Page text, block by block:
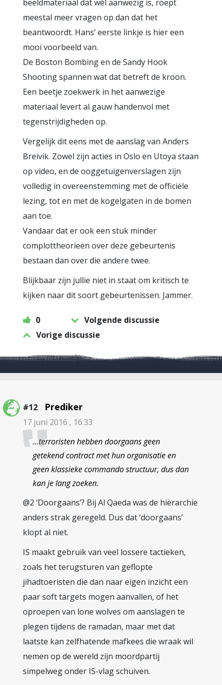
beeldmateriaal dat wél aanwezig is, roept
meestal meer vragen op dan dat het
beantwoordt. Hans’ eerste linkje is hier een
mooi voorbeeld van.
De Boston Bombing en de Sandy Hook
Shooting spannen wat dat betreft de kroon.
Een beetje zoekwerk in het aanwezige
materiaal levert al gauw handenvol met
tegenstrijdigheden op.
Vergelijk dit eens met de aanslag van Anders
Breivik. Zowel zijn acties in Oslo en Utoya staan
op video, en de ooggetuigenverslagen zijn
volledig in overeenstemming met de officiële
lezing, tot en met de kogelgaten in de bomen
aan toe.
Vandaar dat er ook een stuk minder
complottheorieën over deze gebeurtenis
bestaan dan over die andere twee.
Blijkbaar zijn jullie niet in staat om kritisch te
kijken naar dit soort gebeurtenissen. Jammer.
0
Volgende discussie
Vorige discussie
#12 Prediker
17 juni 2016 , 16:33
…terroristen hebben doorgaans geen
getekend contract met hun organisatie en
geen klassieke commando structuur, dus dan
kan je lang zoeken.
@2 ‘Doorgaans’? Bij Al Qaeda was de hiërarchie
anders strak geregeld. Dus dat ‘doorgaans’
klopt al niet.
IS maakt gebruik van veel lossere tactieken,
zoals het terugsturen van geflopte
jihadtoeristen die dan naar eigen inzicht een
paar soft targets mogen aanvallen, of het
oproepen van lone wolves om aanslagen te
plegen tijdens de ramadan, maar met dat
laatste kan zelfhatende mafkees die wraak wil
nemen op de wereld zijn moordpartij
simpelweg onder IS-vlag schuiven.